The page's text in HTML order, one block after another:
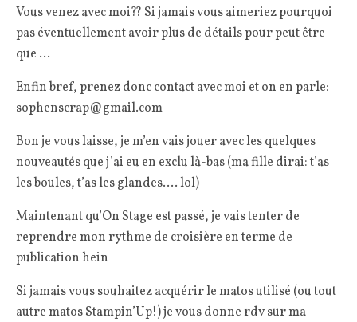
Vous venez avec moi?? Si jamais vous aimeriez pourquoi
pas éventuellement avoir plus de détails pour peut être
que …
Enfin bref, prenez donc contact avec moi et on en parle:
sophenscrap@gmail.com
Bon je vous laisse, je m’en vais jouer avec les quelques
nouveautés que j’ai eu en exclu là-bas (ma fille dirai: t’as
les boules, t’as les glandes…. lol)
Maintenant qu’On Stage est passé, je vais tenter de
reprendre mon rythme de croisière en terme de
publication hein
Si jamais vous souhaitez acquérir le matos utilisé (ou tout
autre matos Stampin’Up!) je vous donne rdv sur ma